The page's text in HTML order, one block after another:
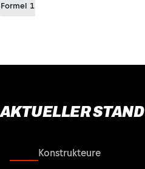
Formel 1
AKTUELLER STAND
Konstrukteure